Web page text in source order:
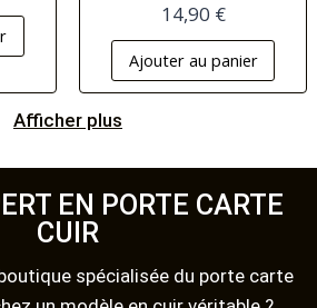
14,90 €
Ajouter au panier
Afficher plus
EN PORTE CARTE
CUIR
spécialisée du porte carte